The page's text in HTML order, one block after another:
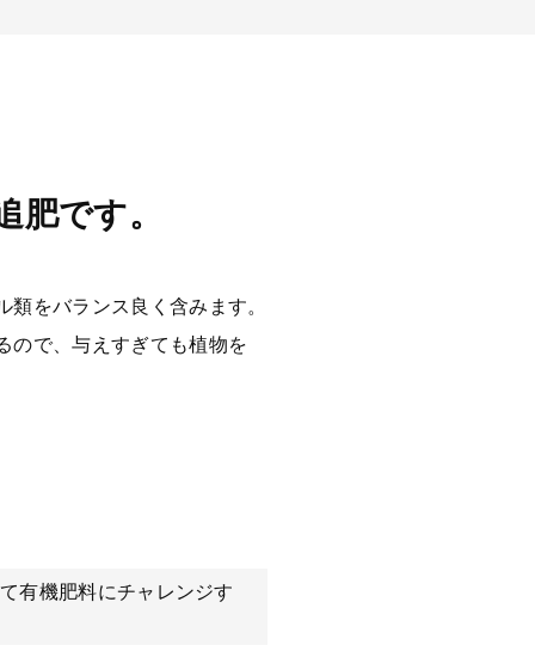
です。
をバランス良く含みます。
ので、与えすぎても植物を
有機肥料にチャレンジす